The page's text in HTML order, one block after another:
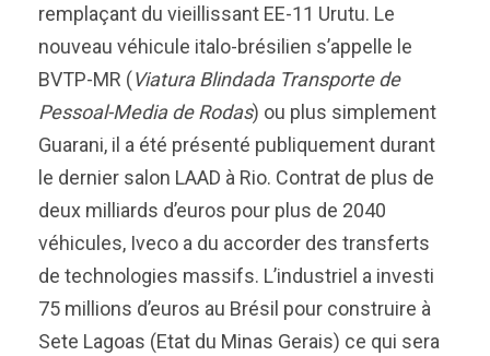
remplaçant du vieillissant EE-11 Urutu. Le
nouveau véhicule italo-brésilien s’appelle le
BVTP-MR (Viatura Blindada Transporte de
Pessoal-Media de Rodas) ou plus simplement
Guarani, il a été présenté publiquement durant
le dernier salon LAAD à Rio. Contrat de plus de
deux milliards d’euros pour plus de 2040
véhicules, Iveco a du accorder des transferts
de technologies massifs. L’industriel a investi
75 millions d’euros au Brésil pour construire à
Sete Lagoas (Etat du Minas Gerais) ce qui sera